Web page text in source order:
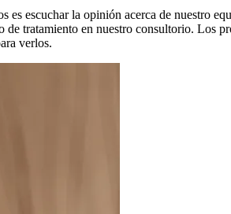
escuchar la opinión acerca de nuestro
tratamiento en nuestro consultorio. Los
verlos.